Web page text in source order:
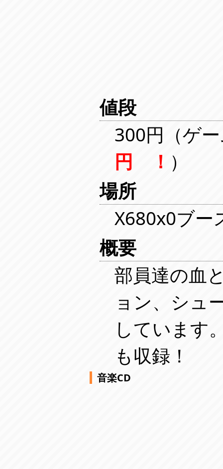
値段
300円（ゲ
円 ！ ）
場所
X680x0ブー
概要
部員達の血
ョン、シュ
しています
も収録！
音楽CD